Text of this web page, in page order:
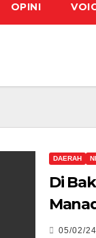
OPINI
DAERAH
Di
05/02/